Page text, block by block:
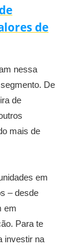
de
nessa
De
de
mais de
em
– desde
em
Para te
investir na